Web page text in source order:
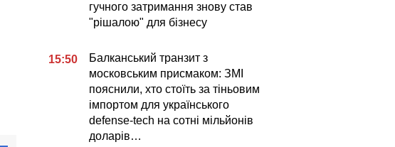
гучного затримання знову став
"рішалою" для бізнесу
15:50
Балканський транзит з
московським присмаком: ЗМІ
пояснили, хто стоїть за тіньовим
імпортом для українського
defense-tech на сотні мільйонів
доларів…